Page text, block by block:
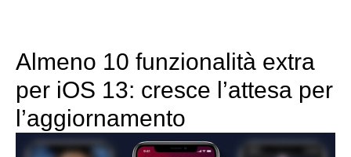
Almeno 10 funzionalità extra
per iOS 13: cresce l’attesa per
l’aggiornamento